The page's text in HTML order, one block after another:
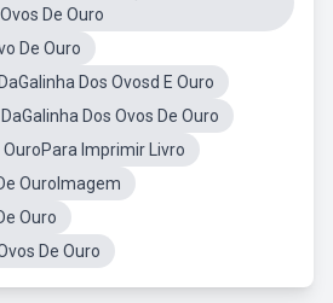
De Ouro
De Ouro
Dos Ovosd E Ouro
Dos Ovos De Ouro
OuroPara Imprimir Livro
OuroImagem
Ouro
De Ouro